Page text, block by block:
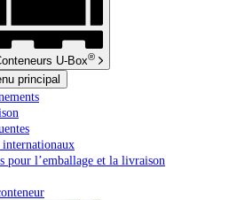
U-Box®
principal
internationaux
pour l’emballage et la livraison